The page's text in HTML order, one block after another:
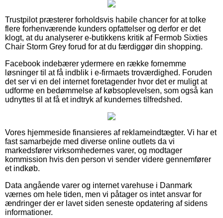
Trustpilot præsterer forholdsvis habile chancer for at tolke
flere forhenværende kunders opfattelser og derfor er det
klogt, at du analyserer e-butikkens kritik af Fermob Sixties
Chair Storm Grey forud for at du færdiggør din shopping.
Facebook indebærer ydermere en række fornemme
løsninger til at få indblik i e-firmaets troværdighed. Foruden
det ser vi en del internet foretagender hvor det er muligt at
udforme en bedømmelse af købsoplevelsen, som også kan
udnyttes til at få et indtryk af kundernes tilfredshed.
Vores hjemmeside finansieres af reklameindtægter. Vi har et
fast samarbejde med diverse online outlets da vi
markedsfører virksomhedernes varer, og modtager
kommission hvis den person vi sender videre gennemfører
et indkøb.
Data angående varer og internet varehuse i Danmark
værnes om hele tiden, men vi påtager os intet ansvar for
ændringer der er lavet siden seneste opdatering af sidens
informationer.